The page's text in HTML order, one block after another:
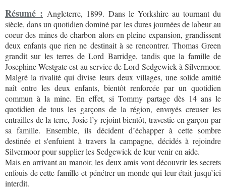
Résumé : Angleterre, 1899. Dans le Yorkshire au tournant du
siècle, dans un quotidien dominé par les dures journées de labeur au
coeur des mines de charbon alors en pleine expansion, grandissent
deux enfants que rien ne destinait à se rencontrer. Thomas Green
grandit sur les terres de Lord Barridge, tandis que la famille de
Josephine Westgate est au service de Lord Sedgewick à Silvermoor.
Malgré la rivalité qui divise leurs deux villages, une solide amitié
naît entre les deux enfants, bientôt renforcée par un quotidien
commun à la mine. En effet, si Tommy partage dès 14 ans le
quotidien de tous les garçons de la région, envoyés creuser les
entrailles de la terre, Josie l’y rejoint bientôt, travestie en garçon par
sa famille. Ensemble, ils décident d’échapper à cette sombre
destinée et s'enfuient à travers la campagne, décidés à rejoindre
Silvermoor pour supplier les Sedgewick de leur venir en aide.
Mais en arrivant au manoir, les deux amis vont découvrir les secrets
enfouis de cette famille et pénétrer un monde qui leur était jusqu’ici
interdit.